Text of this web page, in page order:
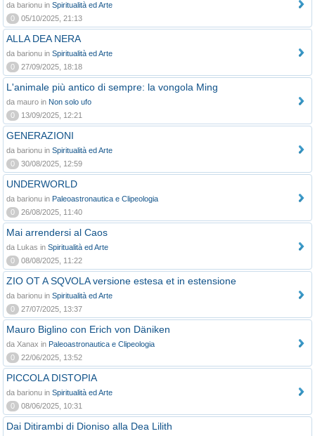
da barionu in Spiritualità ed Arte
0
05/10/2025, 21:13
ALLA DEA NERA
da barionu in Spiritualità ed Arte
0
27/09/2025, 18:18
L'animale più antico di sempre: la vongola Ming
da mauro in Non solo ufo
0
13/09/2025, 12:21
GENERAZIONI
da barionu in Spiritualità ed Arte
0
30/08/2025, 12:59
UNDERWORLD
da barionu in Paleoastronautica e Clipeologia
0
26/08/2025, 11:40
Mai arrendersi al Caos
da Lukas in Spiritualità ed Arte
0
08/08/2025, 11:22
ZIO OT A SQVOLA versione estesa et in estensione
da barionu in Spiritualità ed Arte
0
27/07/2025, 13:37
Mauro Biglino con Erich von Däniken
da Xanax in Paleoastronautica e Clipeologia
0
22/06/2025, 13:52
PICCOLA DISTOPIA
da barionu in Spiritualità ed Arte
0
08/06/2025, 10:31
Dai Ditirambi di Dioniso alla Dea Lilith